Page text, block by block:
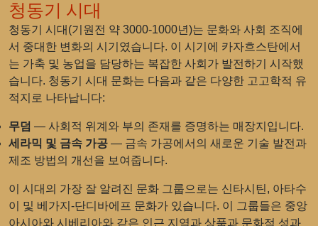
청동기 시대
청동기 시대(기원전 약 3000-1000년)는 문화와 사회 조직에
서 중대한 변화의 시기였습니다. 이 시기에 카자흐스탄에서
는 가축 및 농업을 담당하는 복잡한 사회가 발전하기 시작했
습니다. 청동기 시대 문화는 다음과 같은 다양한 고고학적 유
적지로 나타납니다:
무덤 — 사회적 위계와 부의 존재를 증명하는 매장지입니다.
세라믹 및 금속 가공 — 금속 가공에서의 새로운 기술 발전과
제조 방법의 개선을 보여줍니다.
이 시대의 가장 잘 알려진 문화 그룹으로는 신타시틴, 아타수
이 및 베가지-단디바에프 문화가 있습니다. 이 그룹들은 중앙
아시아와 시베리아와 같은 인근 지역과 상품과 문화적 성과